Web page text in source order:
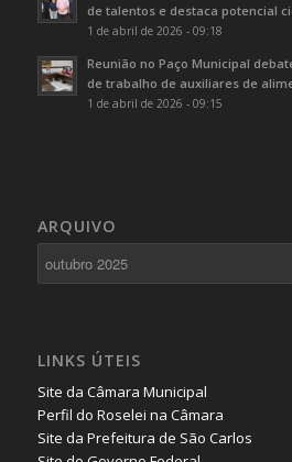
de talentos e destaca potencial
1 de abril de 2026 - 09:18
Reunião no Paço Municipal
de trabalho de auxiliares de
1 de abril de 2026 - 09:15
ARQUIVO
LINKS ÚTEIS
Site da Câmara Municipal
Perfil do Roselei na Câmara
Site da Prefeitura de São Carlos